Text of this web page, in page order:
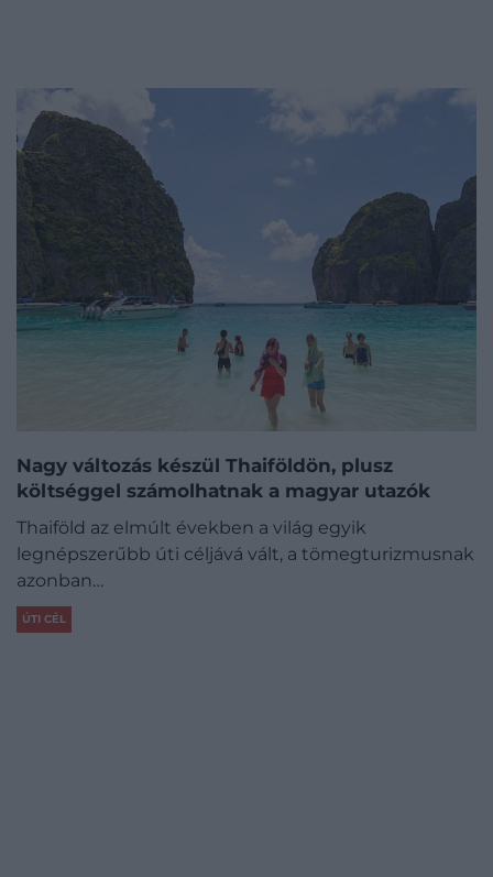
Nagy változás készül Thaiföldön, plusz
költséggel számolhatnak a magyar utazók
Thaiföld az elmúlt években a világ egyik
legnépszerűbb úti céljává vált, a tömegturizmusnak
azonban…
ÚTI CÉL